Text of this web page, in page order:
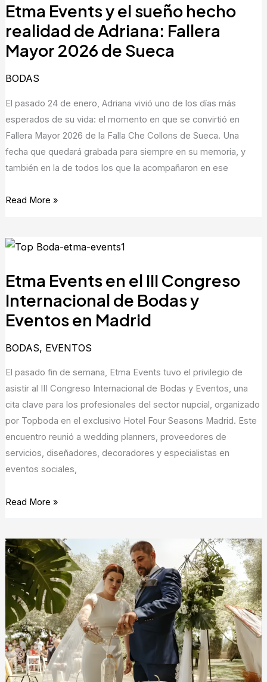
Etma Events y el sueño hecho
realidad de Adriana: Fallera
Mayor 2026 de Sueca
BODAS
El pasado 24 de enero, Adriana vivió uno de los días más
esperados de su vida: el momento en que se convirtió en
Fallera Mayor 2026 de la Falla Che Collons de Sueca. Una
fecha que quedará grabada para siempre en su memoria, y
también en la de todos los que la acompañaron en ese
y
sueño
hecho
Adriana:
Fallera
Mayor
2026
de
Read More »
Etma Events en el III Congreso
Internacional de Bodas y
Eventos en Madrid
BODAS, EVENTOS
El pasado fin de semana, Etma Events tuvo el privilegio de
asistir al III Congreso Internacional de Bodas y Eventos, una
cita clave para los profesionales del sector nupcial, organizado
por Topboda en el exclusivo Hotel Four Seasons Madrid. Este
encuentro reunió a wedding planners, proveedores de
servicios, diseñadores, decoradores y especialistas en
eventos sociales,
Etma
en
el
III
Congreso
Bodas
y
Eventos
en
Madrid
Read More »
Tú
Boda,
un
evento
tu
gusto:
por
Etma